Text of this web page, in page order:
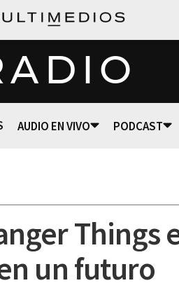
AUDIO EN VIVO PODCAST
Things
un futuro